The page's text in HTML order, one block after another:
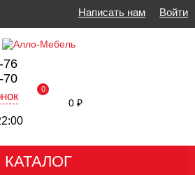
Написать нам Войти
76
70
0
0 ₽
КАТАЛОГ